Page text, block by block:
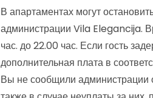
В апартаментах могут
администрации Vila Elegancija.
час. до 22.00 час. Если гость
дополнительная плата в
Вы не сообщили администрации